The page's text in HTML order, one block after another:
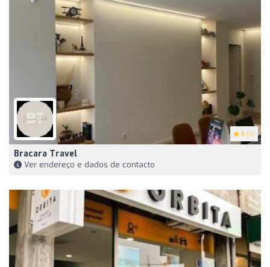
5 (4)
Bracara Travel
Ver endereço e dados de contacto